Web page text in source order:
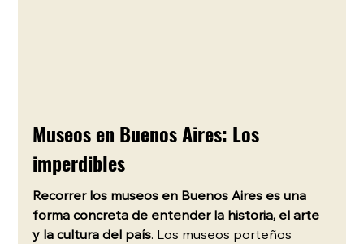
Museos en Buenos Aires: Los
imperdibles
Recorrer los museos en Buenos Aires es una
forma concreta de entender la historia, el arte
y la cultura del país. Los museos porteños